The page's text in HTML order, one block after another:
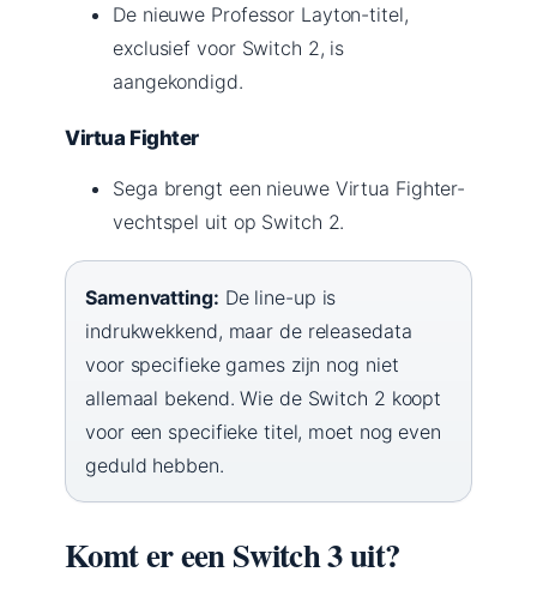
De nieuwe Professor Layton-titel,
exclusief voor Switch 2, is
aangekondigd.
Virtua Fighter
Sega brengt een nieuwe Virtua Fighter-
vechtspel uit op Switch 2.
Samenvatting: De line-up is
indrukwekkend, maar de releasedata
voor specifieke games zijn nog niet
allemaal bekend. Wie de Switch 2 koopt
voor een specifieke titel, moet nog even
geduld hebben.
Komt er een Switch 3 uit?